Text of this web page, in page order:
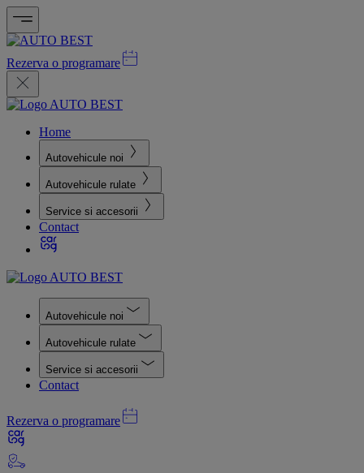
Rezerva o programare
Home
Autovehicule noi
Autovehicule rulate
Service si accesorii
Contact
Autovehicule noi
Autovehicule rulate
Service si accesorii
Contact
Rezerva o programare